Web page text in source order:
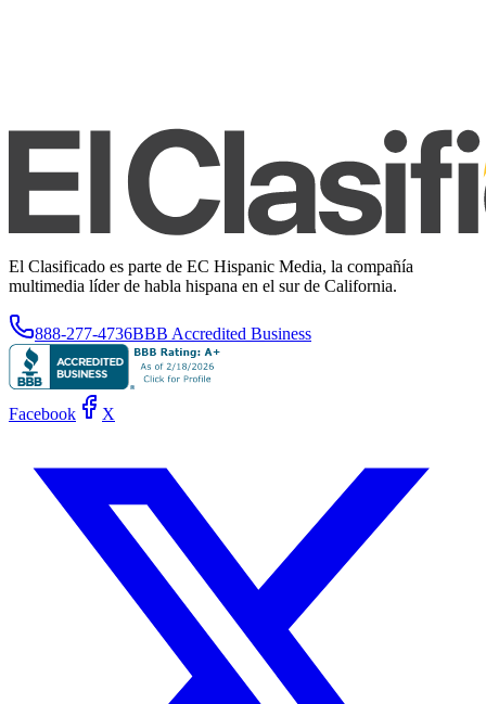
El Clasificado es parte de EC Hispanic Media, la compañía
multimedia líder de habla hispana en el sur de California.
888-277-4736BBB Accredited Business
Facebook X